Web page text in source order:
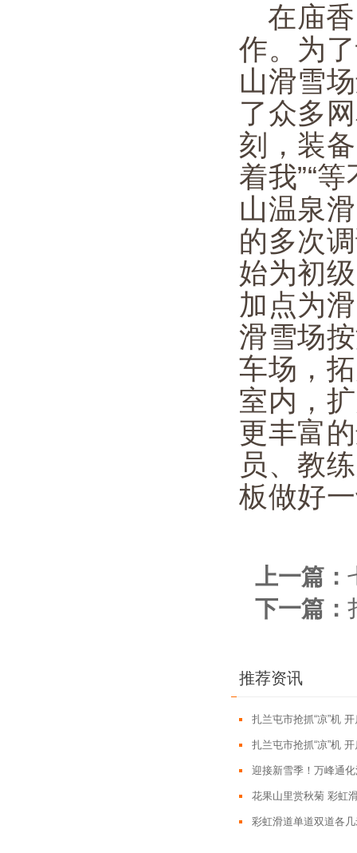
在庙
作。为
山滑雪
了众多
刻，装
着我”“
山温泉
的多次
始为初
加点为
滑雪场
车场，
室内，
更丰富
员、教
板做好
上一篇：
下一篇：
推荐资讯
扎兰屯市抢抓“凉”机
扎兰屯市抢抓“凉”机
迎接新雪季！万峰通
花果山里赏秋菊 彩虹
彩虹滑道单道双道各